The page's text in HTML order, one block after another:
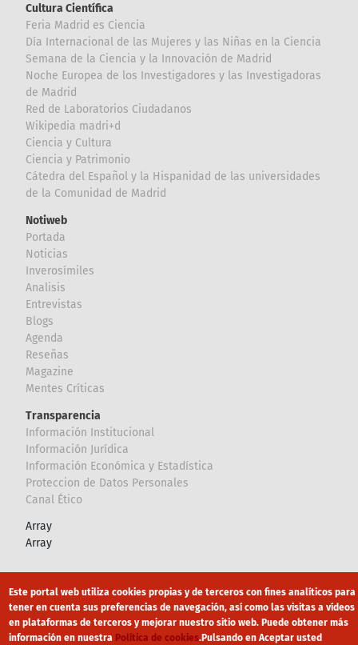
Cultura Científica
Feria Madrid es Ciencia
Día Internacional de las Mujeres y las Niñas en la Ciencia
Semana de la Ciencia y la Innovación de Madrid
Noche Europea de los Investigadores y las Investigadoras
de Madrid
Red de Laboratorios Ciudadanos
Wikipedia madri+d
Ciencia y Cultura
Ciencia y Patrimonio
Cátedra del Español y la Hispanidad de las universidades
de la Comunidad de Madrid
Notiweb
Portada
Noticias
Inverosímiles
Analisis
Entrevistas
Blogs
Agenda
Reseñas
Magazine
Mentes Críticas
Transparencia
Información Institucional
Información Jurídica
Información Económica y Estadística
Proteccion de Datos Personales
Canal Ético
Array
Array
Canal Ético eduroam Mapa Web
Política privacidad Política de cookies Aviso legal
Este portal web utiliza cookies propias y de terceros con fines analíticos para
tener en cuenta sus preferencias de navegación, así como las visitas a vídeos
en plataformas de terceros y mejorar nuestro sitio web. Puede obtener más
información en nuestra Política de cookies.Pulsando en Aceptar usted